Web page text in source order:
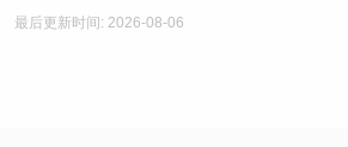
最后更新时间: 2026-08-06